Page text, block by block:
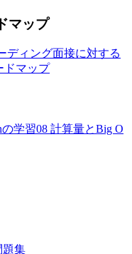
マップ
ディング面接に対する
ドマップ
学習08 計算量とBig O
題集